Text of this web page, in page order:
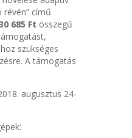
című
685 Ft összegű
szükséges
A támogatás
augusztus 24-